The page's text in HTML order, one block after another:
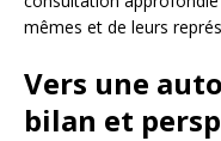
mêmes et de leurs
Vers une
bilan et